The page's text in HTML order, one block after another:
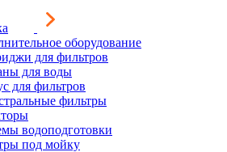
оборудование
для фильтров
для воды
для фильтров
фильтры
водоподготовки
под мойку